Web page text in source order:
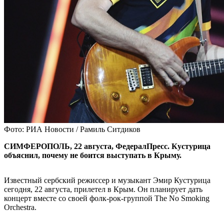
Фото: РИА Новости / Рамиль Ситдиков
СИМФЕРОПОЛЬ, 22 августа, ФедералПресс. Кустурица
объяснил, почему не боится выступать в Крыму.
Известный сербский режиссер и музыкант Эмир Кустурица
сегодня, 22 августа, прилетел в Крым. Он планирует дать
концерт вместе со своей фолк-рок-группой The No Smoking
Orchestra.